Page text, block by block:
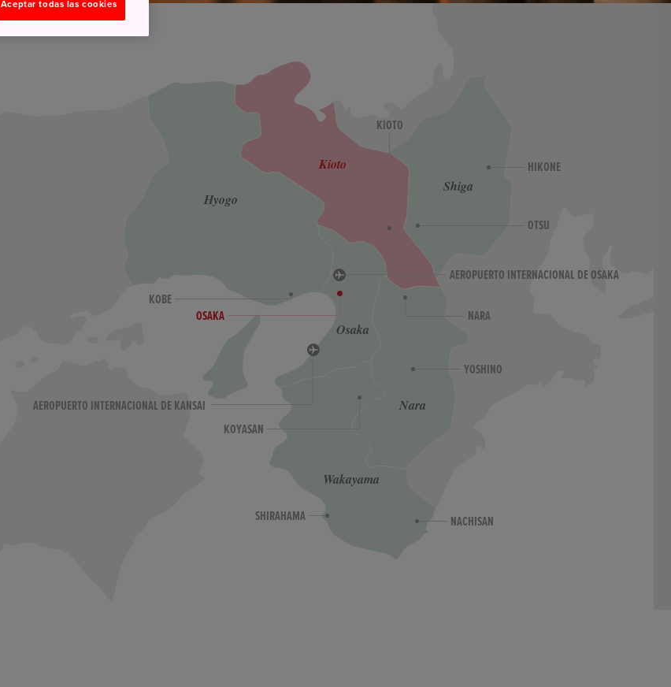
Kioto
Osaka
Nara
Shiga
Hyogo
Wakayama
KIOTO
OSAKA
HIKONE
OTSU
AEROPUERTO INTERNACIONAL DE OSAKA
AEROPUERTO INTERNACIONAL DE KANSAI
KOBE
NARA
YOSHINO
KOYASAN
SHIRAHAMA NACHISAN
Aceptar todas las cookies